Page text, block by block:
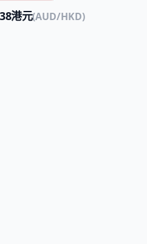
港元(AUD/HKD)